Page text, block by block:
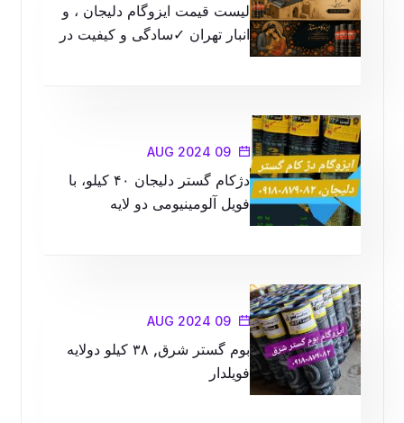
لیست قیمت ایزوگام دلیجان ، و
انبار تهران ✓سادگی و کیفیت در
09 AUG 2024
دژکام گستر دلیجان ۴۰ کیلو، با
فویل آلومینیومی دو لایه
09 AUG 2024
بوم گستر شرق, ۳۸ کیلو دولایه
فویلدار